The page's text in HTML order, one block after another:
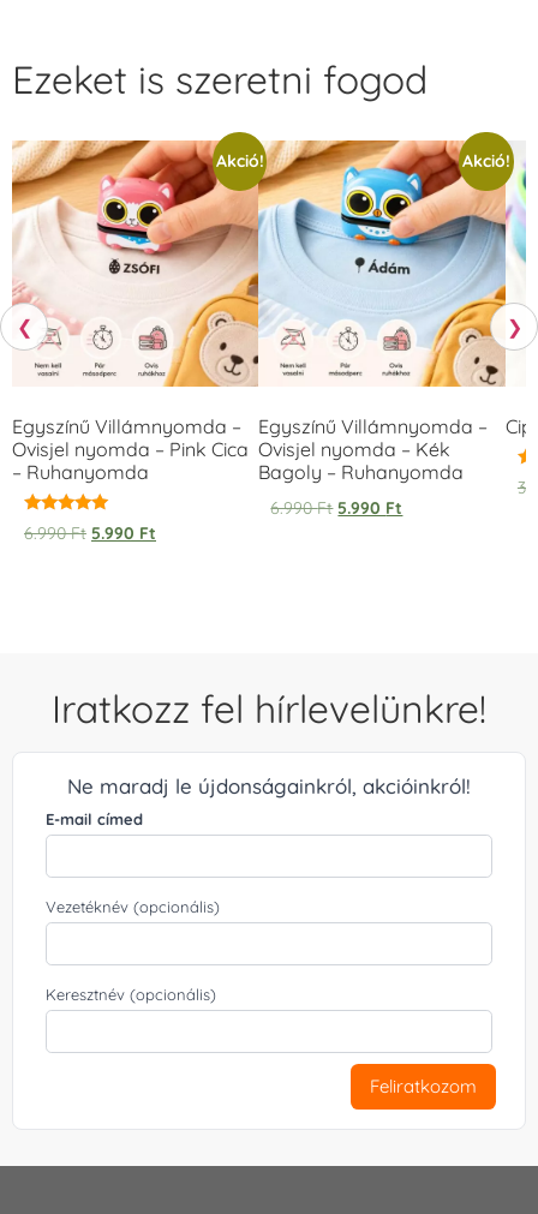
❮
Ezeket is szeretni fogod
Akció!
Egyszínű Villámnyomda –
Ovisjel nyomda – Pink Cica
– Ruhanyomda
Értékelés:
5.00
6.990Ft 5.990 Ft
Akció!
Egyszínű Villámnyomda –
Ovisjel nyomda – Kék
Bagoly – Ruhanyomda
6.990Ft 5.990 Ft
❯
Iratkozz fel hírlevelünkre!
Ne maradj le újdonságainkról, akcióinkról!
E-mail címed
Vezetéknév (opcionális)
Keresztnév (opcionális)
Feliratkozom